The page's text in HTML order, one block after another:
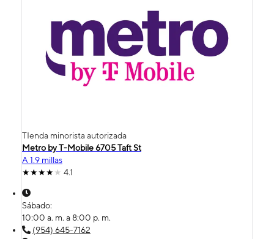
TIenda minorista autorizada
Metro by T-Mobile 6705 Taft St
A 1.9 millas
4.1
Sábado:
10:00 a. m. a 8:00 p. m.
(954) 645-7162